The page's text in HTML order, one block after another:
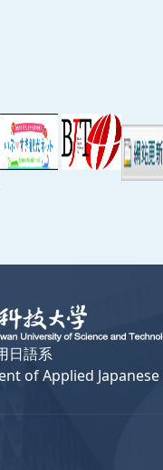
日語系
of Applied Japanese